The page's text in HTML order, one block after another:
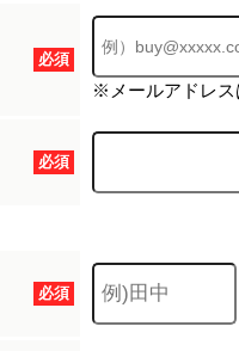
必須
※メールアドレス
必須
必須